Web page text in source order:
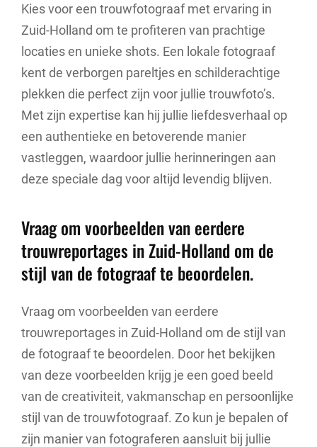
Kies voor een trouwfotograaf met ervaring in
Zuid-Holland om te profiteren van prachtige
locaties en unieke shots. Een lokale fotograaf
kent de verborgen pareltjes en schilderachtige
plekken die perfect zijn voor jullie trouwfoto’s.
Met zijn expertise kan hij jullie liefdesverhaal op
een authentieke en betoverende manier
vastleggen, waardoor jullie herinneringen aan
deze speciale dag voor altijd levendig blijven.
Vraag om voorbeelden van eerdere
trouwreportages in Zuid-Holland om de
stijl van de fotograaf te beoordelen.
Vraag om voorbeelden van eerdere
trouwreportages in Zuid-Holland om de stijl van
de fotograaf te beoordelen. Door het bekijken
van deze voorbeelden krijg je een goed beeld
van de creativiteit, vakmanschap en persoonlijke
stijl van de trouwfotograaf. Zo kun je bepalen of
zijn manier van fotograferen aansluit bij jullie